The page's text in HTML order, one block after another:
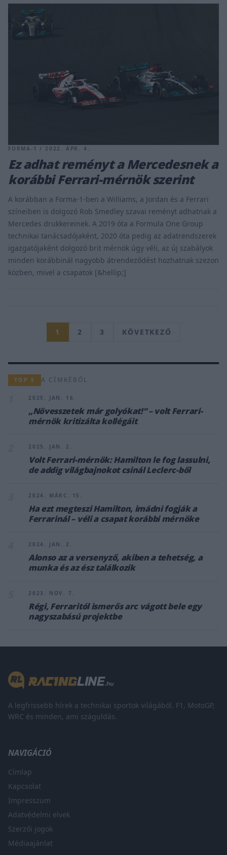
FORMA-1 / 2022. ÁPR. 4.
Ez adhat reményt a Mercedesnek a
korábbi Ferrari-mérnök szerint
A korábban a Forma-1-ben a Williams, a Jordan és a Ferrari
színeiben is dolgozó Rob Smedley szavai reményt adhatnak a
Mercedes drukkereinek. A 2019 óta a Formula One Group
technikai tanácsadójaként, 2020 óta pedig az adatrendszerek
igazgatójaként dolgozó brit mérnök úgy véli, az új szabályok
minden korábbinál nagyobb átrendeződést hozhatnak szezon
közben, mivel a csapatok [&hellip;]
1 2 3 KÖVETKEZŐ
TOP 5 A CÍMKÉBŐL
2025. JAN. 16.
„Növesszetek már golyókat!” – volt Ferrari-
mérnök kritizálta kollégáit
2025. JAN. 2.
Volt Ferrari-mérnök: Hamilton le fog lassulni,
de addig világbajnokot csinál Leclerc-ből
2024. MÁRC. 15.
Ha ezt megteszi Hamilton, imádni fogják a
Ferrarinál – véli a csapat korábbi mérnöke
2024. JAN. 2.
Alonso az a versenyző, akiben a tehetség, a
munka és az ész találkozik
2023. NOV. 7.
Régi, Ferraritól ismerős arc vágott bele egy
nagyszabású projektbe
A legfrissebb hírek a technikai sportok világából. F1, MotoGP,
WRC és minden, ami száguldás.
NAVIGÁCIÓ
Címlap
Kapcsolat
Impresszum
Adatvédelmi elvek
Szerzői jogok
Médiaajánlat